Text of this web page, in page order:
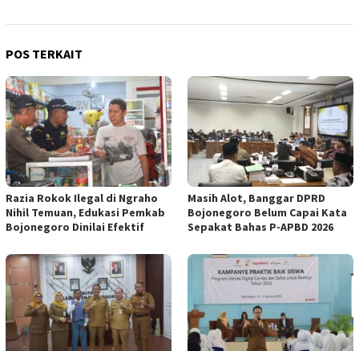
POS TERKAIT
Razia Rokok Ilegal di Ngraho
Nihil Temuan, Edukasi Pemkab
Bojonegoro Dinilai Efektif
Masih Alot, Banggar DPRD
Bojonegoro Belum Capai Kata
Sepakat Bahas P-APBD 2026